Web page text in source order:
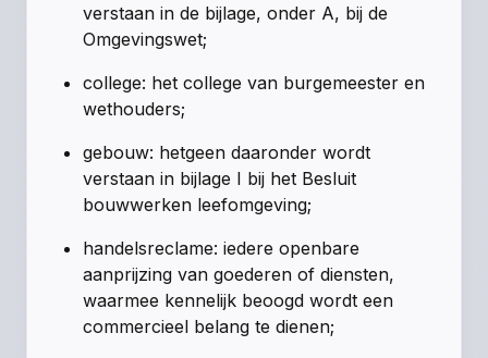
verstaan in de bijlage, onder A, bij de
Omgevingswet;
college: het college van burgemeester en
wethouders;
gebouw: hetgeen daaronder wordt
verstaan in bijlage I bij het Besluit
bouwwerken leefomgeving;
handelsreclame: iedere openbare
aanprijzing van goederen of diensten,
waarmee kennelijk beoogd wordt een
commercieel belang te dienen;